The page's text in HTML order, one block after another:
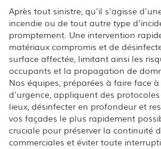
Après tout sinistre, qu'il s'agisse
incendie ou de tout autre type
promptement. Une intervention
matériaux compromis et de
surface affectée, limitant ainsi les
occupants et la propagation de
Nos équipes, préparées à faire face
d'urgence, appliquent des
lieux, désinfecter en profondeur et
vos façades le plus rapidement
cruciale pour préserver la continuité
commerciales et éviter toute